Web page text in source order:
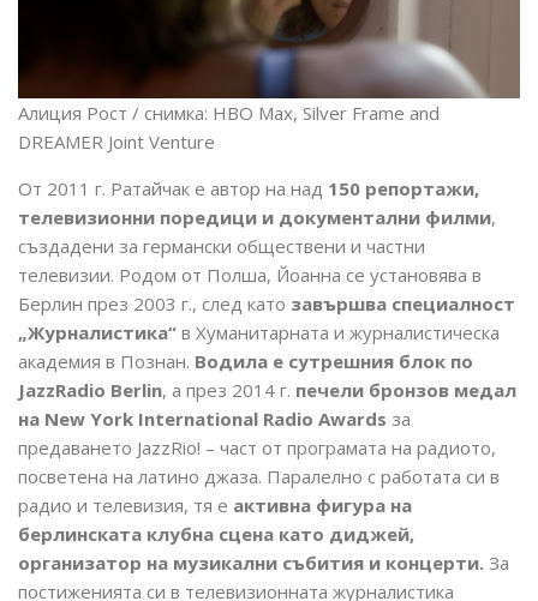
Алиция Рост / снимка: HBO Max, Silver Frame and
DREAMER Joint Venture
От 2011 г. Ратайчак е автор на над 150 репортажи,
телевизионни поредици и документални филми,
създадени за германски обществени и частни
телевизии. Родом от Полша, Йоанна се установява в
Берлин през 2003 г., след като завършва специалност
„Журналистика“ в Хуманитарната и журналистическа
академия в Познан. Водила е сутрешния блок по
JazzRadio Berlin, а през 2014 г. печели бронзов медал
на New York International Radio Awards за
предаването JazzRio! – част от програмата на радиото,
посветена на латино джаза. Паралелно с работата си в
радио и телевизия, тя е активна фигура на
берлинската клубна сцена като диджей,
организатор на музикални събития и концерти. За
постиженията си в телевизионната журналистика